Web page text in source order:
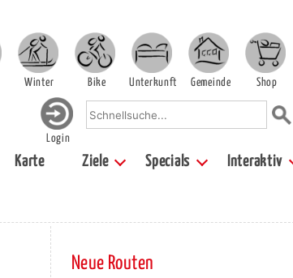
Winter Bike Unterkunft Gemeinde Shop
Login
Karte Ziele Specials Interaktiv
Neue Routen